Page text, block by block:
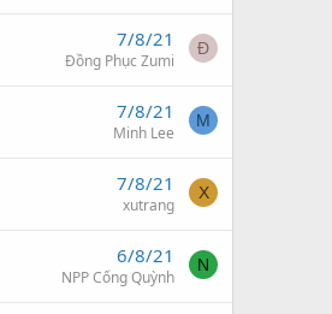
7/8/21
Đồng Phục Zumi
Đ
7/8/21
Minh Lee
M
7/8/21
xutrang
X
6/8/21
NPP Cống Quỳnh
N